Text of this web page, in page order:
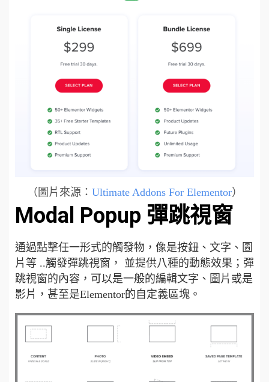
（圖片來源： Ultimate Addons For Elementor）
Modal Popup 彈跳視窗
通過點擊任一形式的觸發物，像是按鈕、文字、圖
片等 ..觸發彈跳視窗， 並提供八種的動態效果； 彈
跳視窗的內容，可以是一般的編輯文字、圖片或是
影片，甚至是Elementor的自定義區塊。